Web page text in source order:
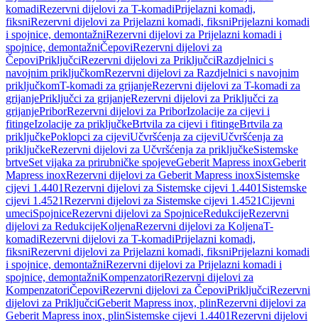
komadiRezervni dijelovi za T-komadiPrijelazni komadi,
fiksniRezervni dijelovi za Prijelazni komadi, fiksniPrijelazni komadi
i spojnice, demontažniRezervni dijelovi za Prijelazni komadi i
spojnice, demontažniČepoviRezervni dijelovi za
ČepoviPriključciRezervni dijelovi za PriključciRazdjelnici s
navojnim priključkomRezervni dijelovi za Razdjelnici s navojnim
priključkomT-komadi za grijanjeRezervni dijelovi za T-komadi za
grijanjePriključci za grijanjeRezervni dijelovi za Priključci za
grijanjePriborRezervni dijelovi za PriborIzolacije za cijevi i
fitingeIzolacije za priključkeBrtvila za cijevi i fitingeBrtvila za
priključkePoklopci za cijeviUčvršćenja za cijeviUčvršćenja za
priključkeRezervni dijelovi za Učvršćenja za priključkeSistemske
brtveSet vijaka za prirubničke spojeveGeberit Mapress inoxGeberit
Mapress inoxRezervni dijelovi za Geberit Mapress inoxSistemske
cijevi 1.4401Rezervni dijelovi za Sistemske cijevi 1.4401 Sistemske
cijevi 1.4521Rezervni dijelovi za Sistemske cijevi 1.4521Cijevni
umeciSpojniceRezervni dijelovi za SpojniceRedukcijeRezervni
dijelovi za RedukcijeKoljenaRezervni dijelovi za KoljenaT-
komadiRezervni dijelovi za T-komadiPrijelazni komadi,
fiksniRezervni dijelovi za Prijelazni komadi, fiksniPrijelazni komadi
i spojnice, demontažniRezervni dijelovi za Prijelazni komadi i
spojnice, demontažniKompenzatoriRezervni dijelovi za
KompenzatoriČepoviRezervni dijelovi za ČepoviPriključciRezervni
dijelovi za PriključciGeberit Mapress inox, plinRezervni dijelovi za
Geberit Mapress inox, plinSistemske cijevi 1.4401Rezervni dijelovi